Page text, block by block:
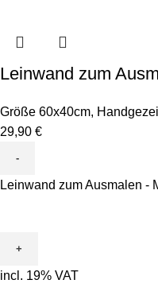
Leinwand zum
Größe 60x40cm,
29,90 €
Leinwand zum Ausmalen -
incl. 19% VAT